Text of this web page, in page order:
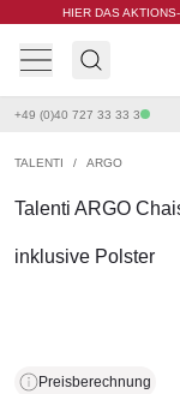
HIER DAS
+49 (0)40 727 33 33 3
TALENTI / ARGO
Talenti ARGO
inklusive Polster
Preisberechnung